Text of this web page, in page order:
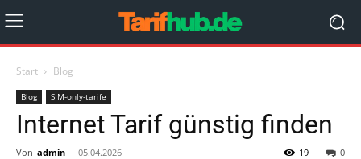
Start Blog
Blog SIM-only-tarife
Internet Tarif günstig finden
Von admin - 05.04.2026 0
19